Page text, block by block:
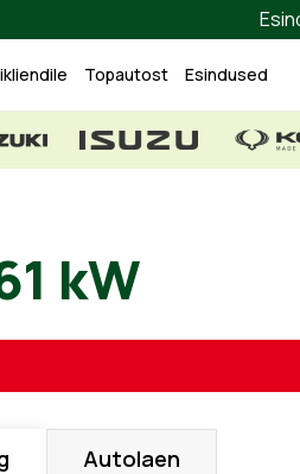
Topautost Esindused
61 kW
Autolaen